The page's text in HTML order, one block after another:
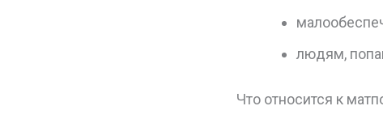
людям,
Что относится к